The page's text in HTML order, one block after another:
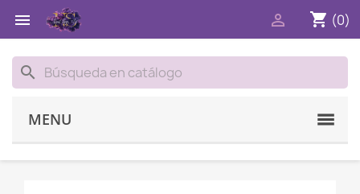
 shopping_cart (0)

search
MENU